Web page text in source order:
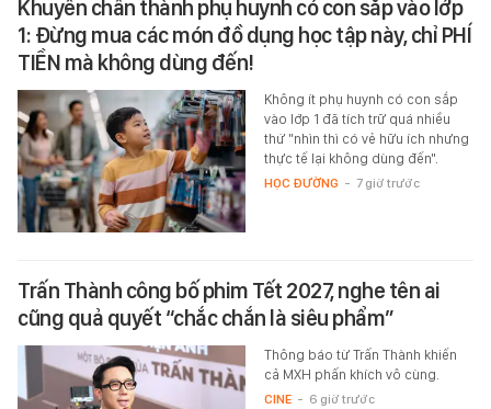
Khuyên chân thành phụ huynh có con sắp vào lớp
1: Đừng mua các món đồ dụng học tập này, chỉ PHÍ
TIỀN mà không dùng đến!
Không ít phụ huynh có con sắp
vào lớp 1 đã tích trữ quá nhiều
thứ "nhìn thì có vẻ hữu ích nhưng
thực tế lại không dùng đến".
HỌC ĐƯỜNG - 7 giờ trước
Trấn Thành công bố phim Tết 2027, nghe tên ai
cũng quả quyết “chắc chắn là siêu phẩm”
Thông báo từ Trấn Thành khiến
cả MXH phấn khích vô cùng.
CINE - 6 giờ trước